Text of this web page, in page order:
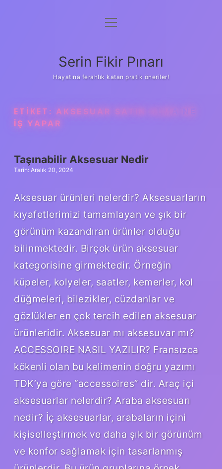
Gizlilik Politikası
Yasal Uyarı
menüyü
Serin Fikir Pınarı
Hayatına ferahlık katan pratik öneriler!
ETIKET: AKSESUAR SATIN ALMA NE
IŞ YAPAR
Taşınabilir Aksesuar Nedir
Tarih: Aralık 20, 2024
Aksesuar ürünleri nelerdir? Aksesuarların
kıyafetlerimizi tamamlayan ve şık bir
görünüm kazandıran ürünler olduğu
bilinmektedir. Birçok ürün aksesuar
kategorisine girmektedir. Örneğin
küpeler, kolyeler, saatler, kemerler, kol
düğmeleri, bilezikler, cüzdanlar ve
gözlükler en çok tercih edilen aksesuar
ürünleridir. Aksesuar mı aksesuvar mı?
ACCESSOIRE NASIL YAZILIR? Fransızca
kökenli olan bu kelimenin doğru yazımı
TDK’ya göre “accessoires” dir. Araç içi
aksesuarlar nelerdir? Araba aksesuarı
nedir? İç aksesuarlar, arabaların içini
kişiselleştirmek ve daha şık bir görünüm
ve konfor sağlamak için tasarlanmış